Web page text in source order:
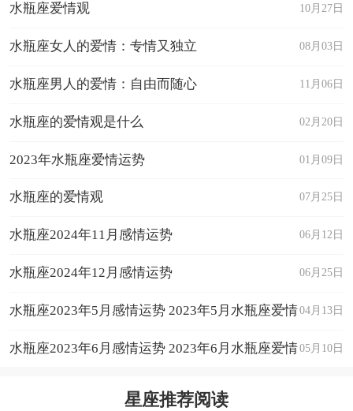
10月27日
水瓶座爱情观
08月03日
水瓶座女人的爱情：专情又独立
11月06日
水瓶座男人的爱情：自由而随心
02月20日
水瓶座的爱情观是什么
01月09日
2023年水瓶座爱情运势
07月25日
水瓶座的爱情观
06月12日
水瓶座2024年11月感情运势
06月25日
水瓶座2024年12月感情运势
04月13日
水瓶座2023年5月感情运势 2023年5月水瓶座爱情
运程详解 05月10日
水瓶座2023年6月感情运势 2023年6月水瓶座爱情
星座推荐阅读